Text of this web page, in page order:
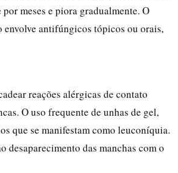
meses e piora gradualmente. O
antifúngicos tópicos ou orais,
reações alérgicas de contato
O uso frequente de unhas de gel,
que se manifestam como leuconíquia.
desaparecimento das manchas com o